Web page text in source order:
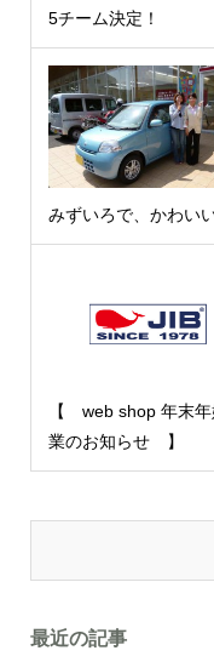
5チーム決定！
みずいろで、かわい
【 web shop 年末
業のお知らせ 】
最近の記事